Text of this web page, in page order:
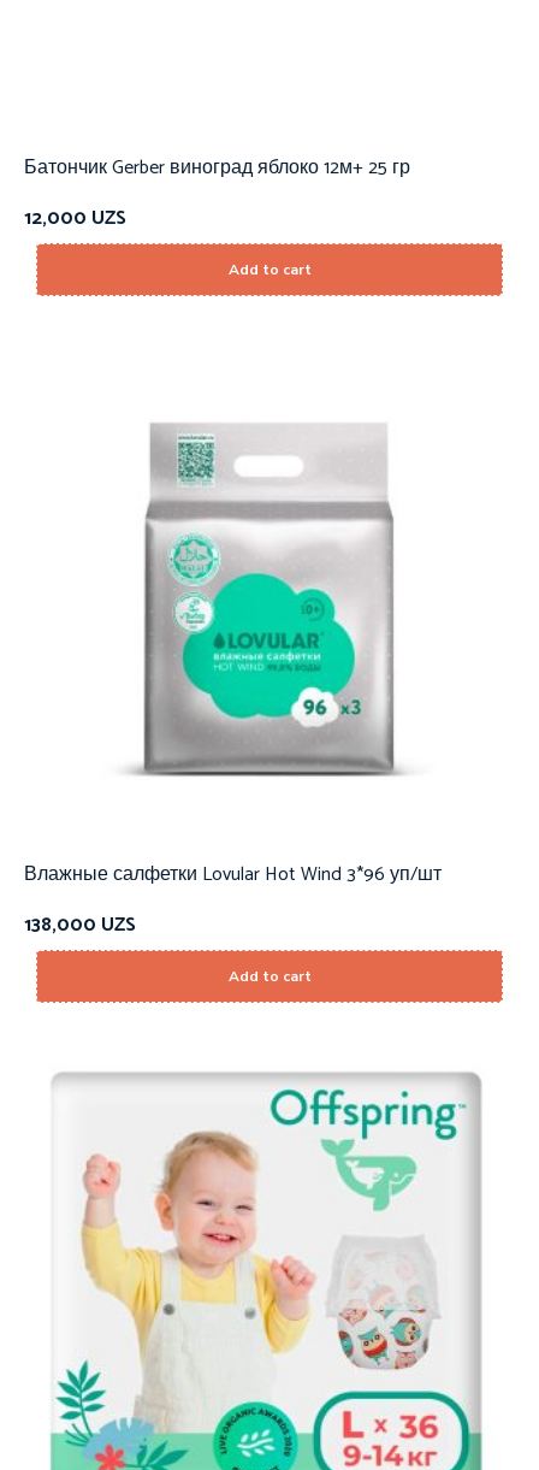
Батончик Gerber виноград яблоко 12м+ 25 гр
12,000 UZS
Add to cart
Влажные салфетки Lovular Hot Wind 3*96 уп/шт
138,000 UZS
Add to cart